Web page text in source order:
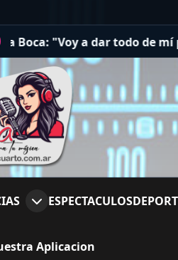
mí para lograr campeonatos"
ESPECTACULOS
Aplicacion